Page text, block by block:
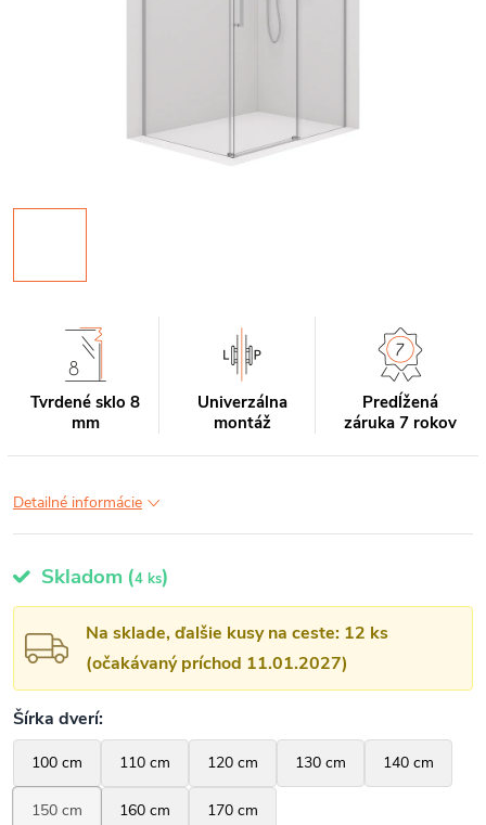
Tvrdené sklo 8
mm
Univerzálna
montáž
Predĺžená
záruka 7 rokov
Detailné informácie
Skladom (4 ks)
Na sklade, ďalšie kusy na ceste: 12 ks
(očakávaný príchod 11.01.2027)